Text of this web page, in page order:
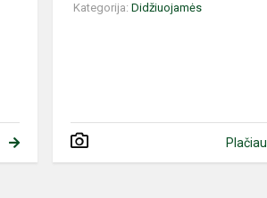
Kategorija:Didžiuojamės
Plačiau